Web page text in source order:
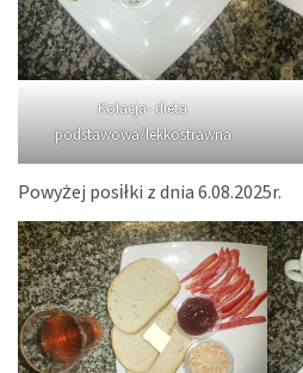
Kolacja- dieta
podstawowa/lekkostrawna
Powyżej posiłki z dnia 6.08.2025r.